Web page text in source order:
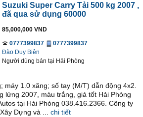
Suzuki Super Carry Tải 500 kg 2007 ,
đã qua sử dụng 60000
85,000,000 VND
0777399837
0777399837
Đào Duy Biên
Người dùng bán tại Hải Phòng
máy 1.0 xăng; số tay (M/T) dẫn động 4x2.
lửng 2007, màu trắng, giá tốt Hải Phòng
tại Hải Phòng 038.416.2366. Công ty
Dựng và ...
chi tiết